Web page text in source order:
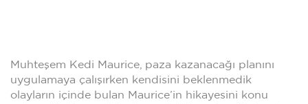
Muhteşem Kedi Maurice, paza kazanacağı planını
uygulamaya çalışırken kendisini beklenmedik
olayların içinde bulan Maurice’in hikayesini konu